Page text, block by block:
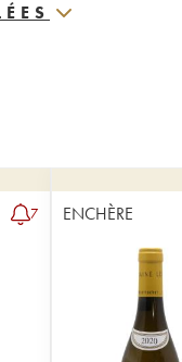
7 ENCHÈRE